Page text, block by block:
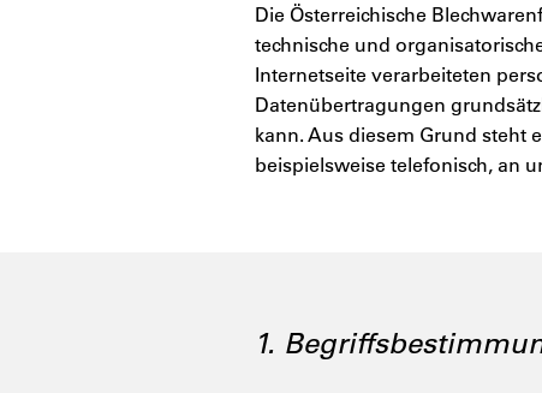
Die Österreichische
technische und
Internetseite verarbeiteten
Datenübertragungen
kann. Aus diesem Grund steht
beispielsweise telefonisch, an
1.